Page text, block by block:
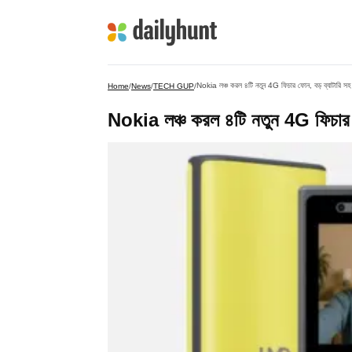
Home/News/TECH GUP/Nokia লঞ্চ করল ৪টি নতুন 4G ফিচার ফোন, বড় ব্যাটারি সহ
Nokia লঞ্চ করল ৪টি নতুন 4G ফিচার